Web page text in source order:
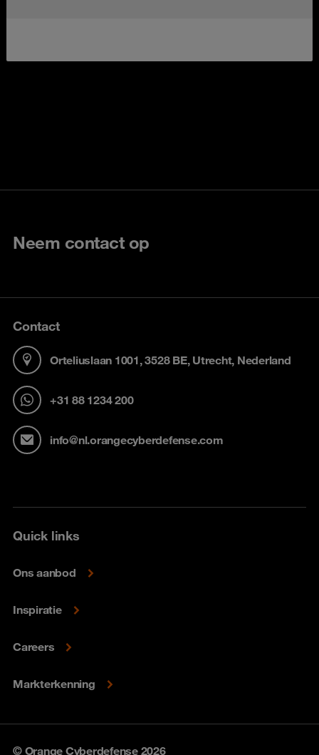
Neem contact op
Contact
Orteliuslaan 1001, 3528 BE, Utrecht, Nederland
+31 88 1234 200
info@nl.orangecyberdefense.com
Quick links
Ons aanbod
Inspiratie
Careers
Markterkenning
© Orange Cyberdefense 2026